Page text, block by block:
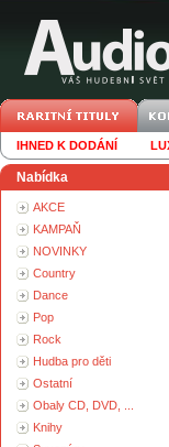
IHNED K DODÁNÍ
Nabídka
AKCE
KAMPAŇ
NOVINKY
Country
Dance
Pop
Rock
Hudba pro děti
Ostatní
Obaly CD, DVD, ...
Knihy